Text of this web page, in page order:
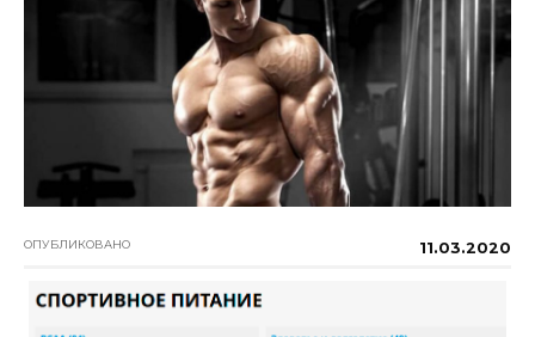
ОПУБЛИКОВАНО 11.03.2020